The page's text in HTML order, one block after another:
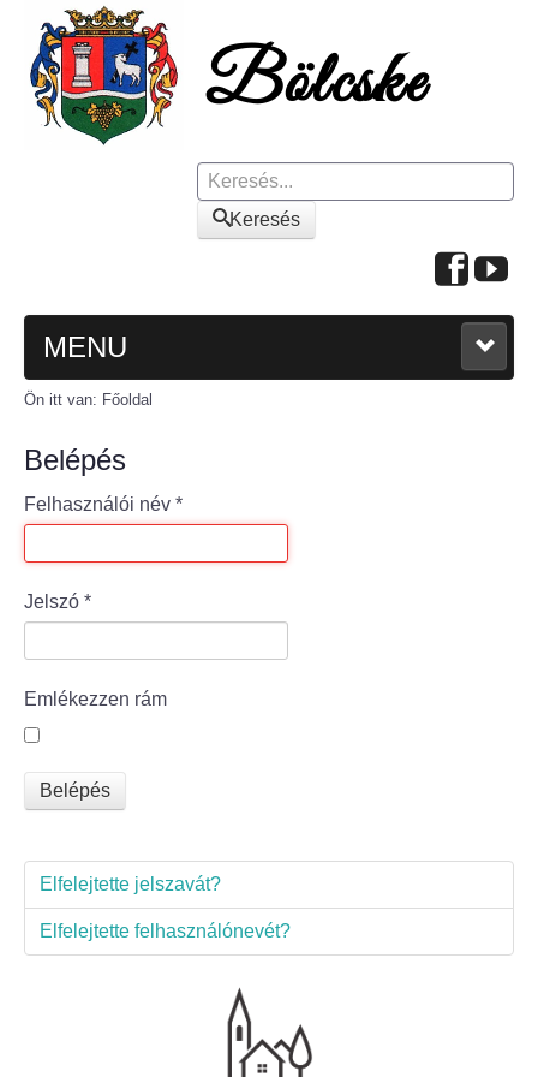
Keresés
Keresés
MENU
FŐOLDAL
A KÖZSÉGRŐL
Polgármesteri köszöntő
Bölcske település
Mi újság Bölcskén?
Értéktár bizottság
Látnivalók
Szállások
Református Egyház
Ön itt van: Főoldal
Belépés
Felhasználói név *
Jelszó *
Emlékezzen rám
Belépés
Elfelejtette jelszavát?
Elfelejtette felhasználónevét?